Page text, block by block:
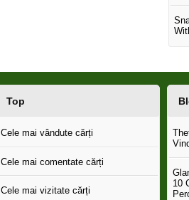
Top
Cele mai vândute cărți
Cele mai comentate cărți
Cele mai vizitate cărți
10